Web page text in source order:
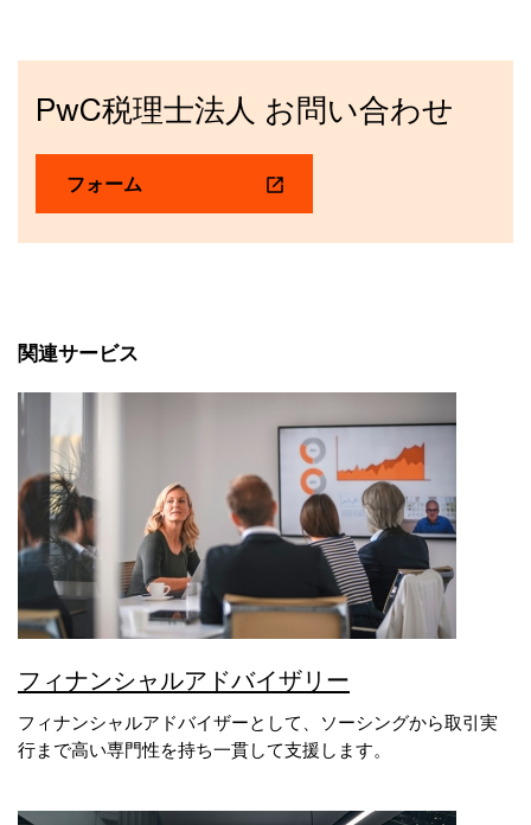
PwC税理士法人 お問い合わせ
フォーム
関連サービス
フィナンシャルアドバイザリー
フィナンシャルアドバイザーとして、ソーシングから取引実
行まで高い専門性を持ち一貫して支援します。